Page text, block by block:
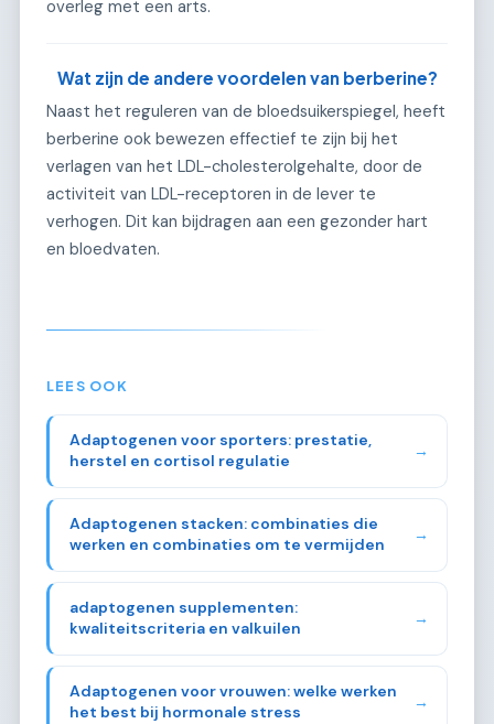
overleg met een arts.
Wat zijn de andere voordelen van berberine?
Naast het reguleren van de bloedsuikerspiegel, heeft
berberine ook bewezen effectief te zijn bij het
verlagen van het LDL-cholesterolgehalte, door de
activiteit van LDL-receptoren in de lever te
verhogen. Dit kan bijdragen aan een gezonder hart
en bloedvaten.
LEES OOK
Adaptogenen voor sporters: prestatie,
herstel en cortisol regulatie
→
Adaptogenen stacken: combinaties die
werken en combinaties om te vermijden
→
adaptogenen supplementen:
kwaliteitscriteria en valkuilen
→
Adaptogenen voor vrouwen: welke werken
het best bij hormonale stress
→